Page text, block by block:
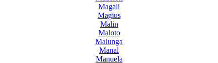
Magali
Magius
Malin
Maloto
Malunga
Manal
Manuela